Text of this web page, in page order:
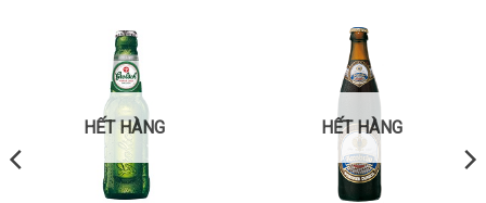
HẾT HÀNG HẾT HÀNG